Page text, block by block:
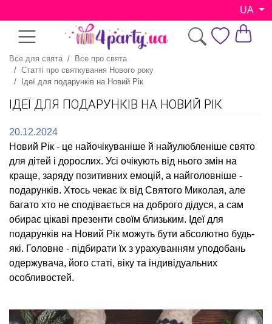
UA
Все для свята
Все про свята
Статті про святкування Нового року
Ідеї для подарунків на Новий Рік
ІДЕЇ ДЛЯ ПОДАРУНКІВ НА НОВИЙ РІК
20.12.2024
Новий Рік - це найочікуваніше й найулюбленіше свято
для дітей і дорослих. Усі очікують від нього змін на
краще, заряду позитивних емоцій, а найголовніше -
подарунків. Хтось чекає їх від Святого Миколая, але
багато хто не сподівається на доброго дідуся, а сам
обирає цікаві презенти своїм близьким. Ідеї для
подарунків на Новий Рік можуть бути абсолютно будь-
які. Головне - підбирати їх з урахуванням уподобань
одержувача, його статі, віку та індивідуальних
особливостей.